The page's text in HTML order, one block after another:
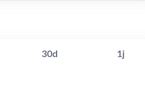
30d 1j